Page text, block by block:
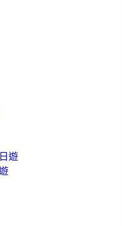
遊